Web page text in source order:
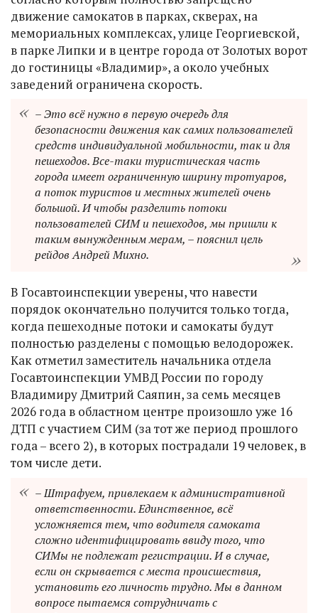
движение самокатов в парках, скверах, на
мемориальных комплексах, улице Георгиевской,
в парке Липки и в центре города от Золотых ворот
до гостиницы «Владимир», а около учебных
заведений ограничена скорость.
– Это всё нужно в первую очередь для
безопасности движения как самих пользователей
средств индивидуальной мобильности, так и для
пешеходов. Все-таки туристическая часть
города имеет ограниченную ширину тротуаров,
а поток туристов и местных жителей очень
большой. И чтобы разделить потоки
пользователей СИМ и пешеходов, мы пришли к
таким вынужденным мерам, – пояснил цель
рейдов Андрей Михно.
В Госавтоинспекции уверены, что навести
порядок окончательно получится только тогда,
когда пешеходные потоки и самокаты будут
полностью разделены с помощью велодорожек.
Как отметил заместитель начальника отдела
Госавтоинспекции УМВД России по городу
Владимиру Дмитрий Саяпин, за семь месяцев
2026 года в областном центре произошло уже 16
ДТП с участием СИМ (за тот же период прошлого
года – всего 2), в которых пострадали 19 человек, в
том числе дети.
– Штрафуем, привлекаем к административной
ответственности. Единственное, всё
усложняется тем, что водителя самоката
сложно идентифицировать ввиду того, что
СИМы не подлежат регистрации. И в случае,
если он скрывается с места происшествия,
установить его личность трудно. Мы в данном
вопросе пытаемся сотрудничать с